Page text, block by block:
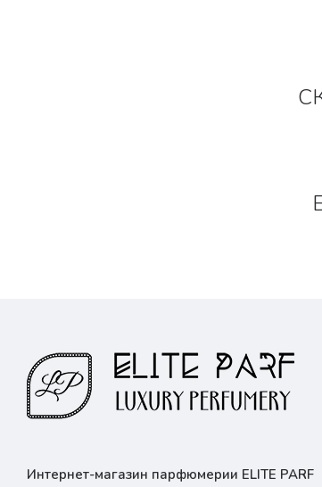
Интернет-магазин парфюмерии ELITE PARF